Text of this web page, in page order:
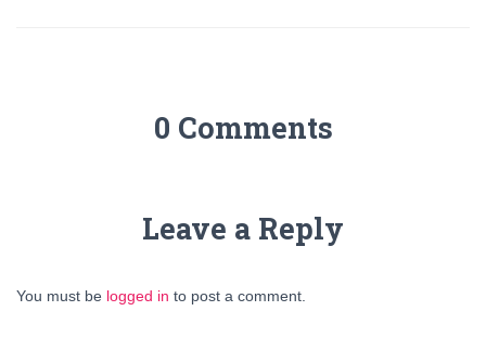
0 Comments
Leave a Reply
You must be logged in to post a comment.